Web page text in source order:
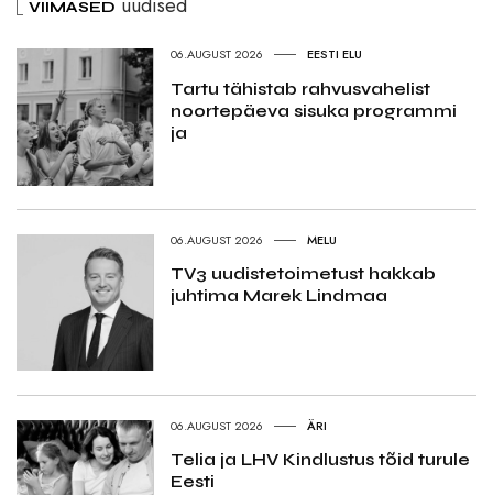
VIIMASED
06.AUGUST 2026 EESTI ELU
Tartu tähistab rahvusvahelist
noortepäeva sisuka programmi
ja
06.AUGUST 2026 MELU
TV3 uudistetoimetust hakkab
juhtima Marek Lindmaa
06.AUGUST 2026 ÄRI
Telia ja LHV Kindlustus tõid turule
Eesti